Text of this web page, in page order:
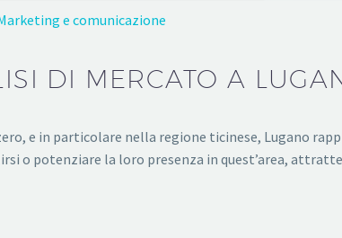
e comunicazione
DI MERCATO A
e in particolare nella regione ticinese, Lugano
o potenziare la loro presenza in quest’area,